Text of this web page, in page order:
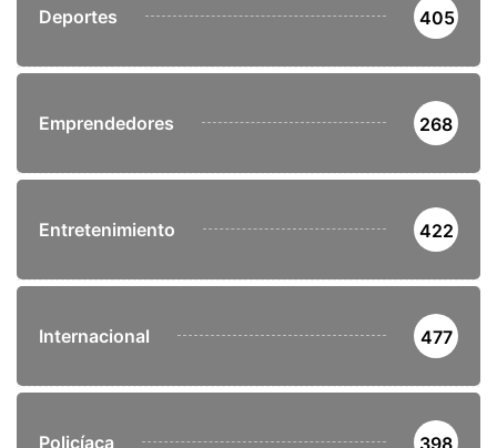
Deportes 405
Emprendedores 268
Entretenimiento 422
Internacional 477
Policíaca 398